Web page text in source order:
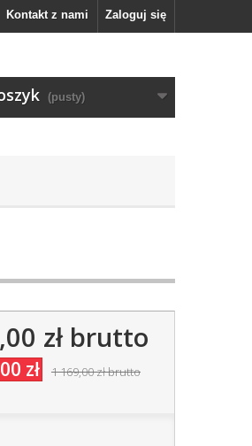
Zaloguj się
Kontakt z nami
(pusty)
złbrutto
zł 1 169,00 złbrutto